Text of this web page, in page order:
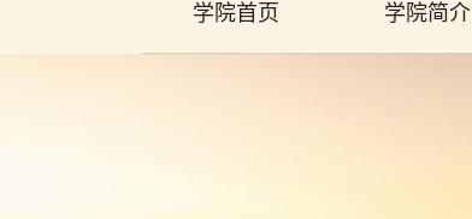
学院首页 学院简介